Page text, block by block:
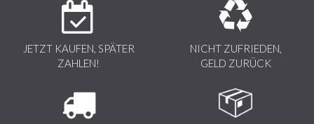
JETZT KAUFEN, SPÄTER
ZAHLEN!
NICHT ZUFRIEDEN,
GELD ZURÜCK